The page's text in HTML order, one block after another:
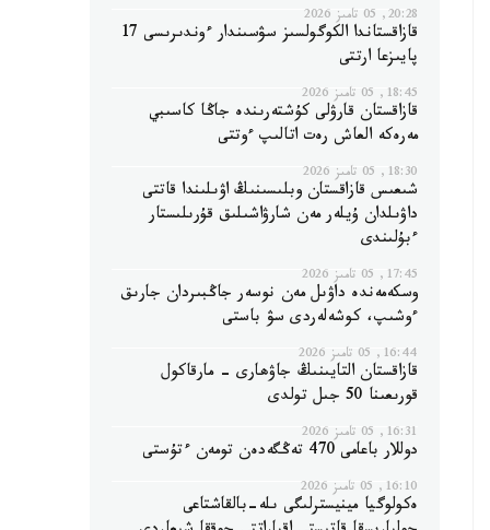
20:28, 05 تامىز 2026
قازاقستاندا الكوگولسىز سۋسىندار ءوندىرىسى 17
پايىزعا ارتتى
18:45, 05 تامىز 2026
قازاقستان قارۋلى كۇشتەرىندە جاڭا كاسىبي
مەرەكە العاش رەت اتالىپ ءوتتى
18:30, 05 تامىز 2026
شىعىس قازاقستان وبلىسىنىڭ اۋىلىندا قاتتى
داۋىلدان ۇيلەر مەن شارۋاشىلىق قۇرىلىستار
ءبۇلىندى
17:45, 05 تامىز 2026
وسكەمەندە داۋىل مەن نوسەر جاڭبىردان جارىق
ءوشىپ، كوشەلەردى سۋ باستى
16:44, 05 تامىز 2026
قازاقستان التايىنىڭ جاۋھارى - مارقاكول
قورىعىنا 50 جىل تولدى
16:31, 05 تامىز 2026
دوللار باعامى 470 تەڭگەدەن تومەن ءتۇستى
16:10, 05 تامىز 2026
ەكولوگيا مينيسترلىگى ىلە-بالقاشتاعى